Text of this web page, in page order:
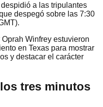
a las tripulantes
despegó sobre las 7:30
Winfrey estuvieron
en Texas para mostrar
y destacar el carácter
tres minutos